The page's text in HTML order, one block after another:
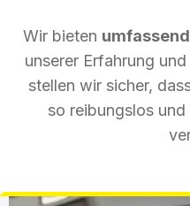
Wir bieten
unserer Erfahrung
stellen wir sicher,
so reibungslos